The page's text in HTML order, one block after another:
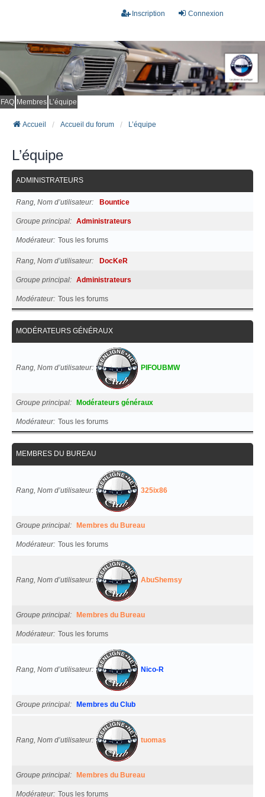
Connexion
Inscription
FAQ Membres L’équipe
Accueil Accueil du forum L’équipe
L’équipe
ADMINISTRATEURS
Rang, Nom d’utilisateur Bountice
Groupe principal Administrateurs
Modérateur Tous les forums
Rang, Nom d’utilisateur DocKeR
Groupe principal Administrateurs
Modérateur Tous les forums
MODÉRATEURS GÉNÉRAUX
Rang, Nom d’utilisateur PIFOUBMW
Groupe principal Modérateurs généraux
Modérateur Tous les forums
MEMBRES DU BUREAU
Rang, Nom d’utilisateur 325ix86
Groupe principal Membres du Bureau
Modérateur Tous les forums
Rang, Nom d’utilisateur AbuShemsy
Groupe principal Membres du Bureau
Modérateur Tous les forums
Rang, Nom d’utilisateur Nico-R
Groupe principal Membres du Club
Rang, Nom d’utilisateur tuomas
Groupe principal Membres du Bureau
Modérateur Tous les forums